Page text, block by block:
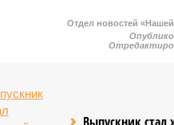
Отдел новостей
Выпускник стал